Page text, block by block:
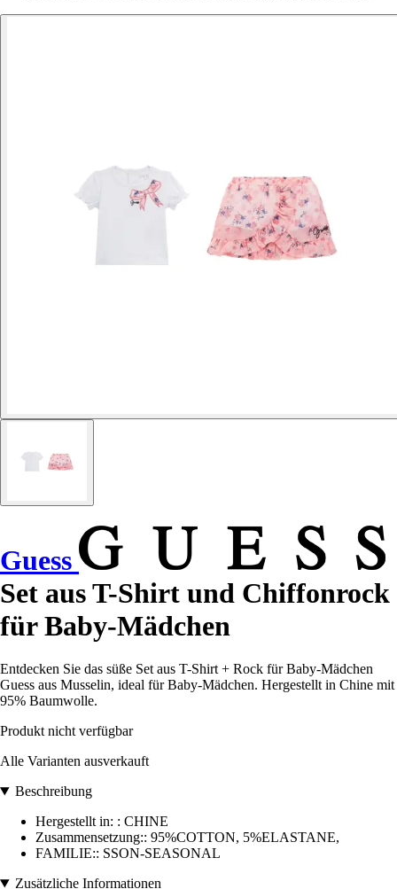
Guess
Set aus T-Shirt und Chiffonrock
für Baby-Mädchen
Entdecken Sie das süße Set aus T-Shirt + Rock für Baby-Mädchen
Guess aus Musselin, ideal für Baby-Mädchen. Hergestellt in Chine mit
95% Baumwolle.
Produkt nicht verfügbar
Alle Varianten ausverkauft
Beschreibung
Hergestellt in: : CHINE
Zusammensetzung:: 95%COTTON, 5%ELASTANE,
FAMILIE:: SSON-SEASONAL
Zusätzliche Informationen